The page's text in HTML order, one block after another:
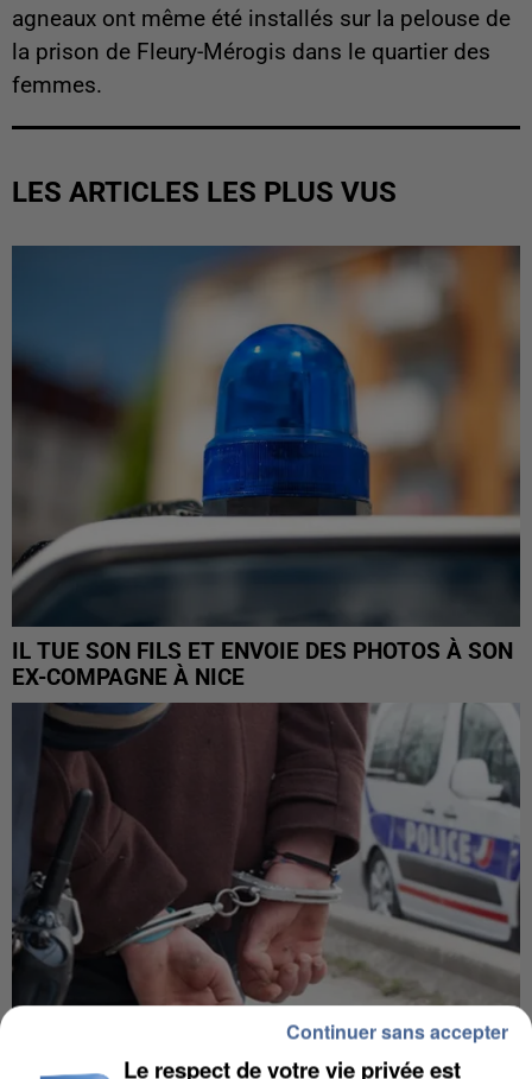
agneaux ont même été installés sur la pelouse de
la prison de Fleury-Mérogis dans le quartier des
femmes.
LES ARTICLES LES PLUS VUS
IL TUE SON FILS ET ENVOIE DES PHOTOS À SON
EX-COMPAGNE À NICE
Le respect de votre vie privée est
Continuer sans accepter